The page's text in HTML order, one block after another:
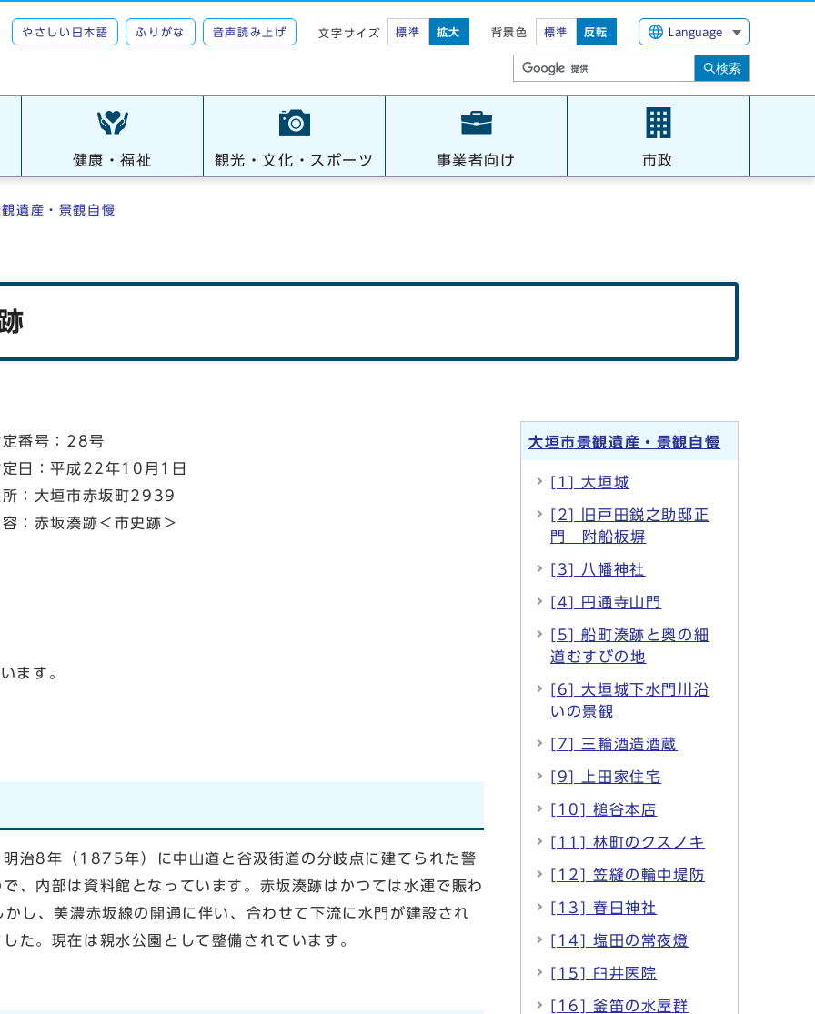
やさしい日本語 ふりがな 音声読み上げ 文字サイズ 標準 拡大 背景色 標準 反転 Language
検索
健康・福祉 観光・文化・スポーツ 事業者向け 市政
観遺産・景観自慢
定番号：28号
定日：平成22年10月1日
所：大垣市赤坂町2939
：赤坂湊跡＜市史跡＞
ます。
治8年（1875年）に中山道と谷汲街道の分岐点に建てられた警
、内部は資料館となっています。赤坂湊跡はかつては水運で賑わ
し、美濃赤坂線の開通に伴い、合わせて下流に水門が建設され
た。現在は親水公園として整備されています。
大垣市景観遺産・景観自慢
[1] 大垣城
[2] 旧戸田鋭之助邸正
門 附船板塀
[3] 八幡神社
[4] 円通寺山門
[5] 船町湊跡と奥の細
道むすびの地
[6] 大垣城下水門川沿
いの景観
[7] 三輪酒造酒蔵
[9] 上田家住宅
[10] 槌谷本店
[11] 林町のクスノキ
[12] 笠縫の輪中堤防
[13] 春日神社
[14] 塩田の常夜燈
[15] 臼井医院
[16] 釜笛の水屋群